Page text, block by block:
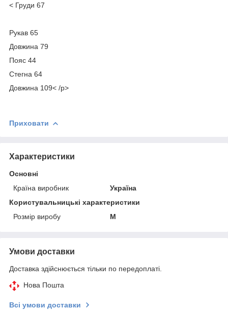
< Груди 67
Рукав 65
Довжина 79
Пояс 44
Стегна 64
Довжина 109< /p>
Приховати
Характеристики
Основні
Країна виробник
Україна
Користувальницькі характеристики
Розмір виробу
M
Умови доставки
Доставка здійснюється тільки по передоплаті.
Нова Пошта
Всі умови доставки